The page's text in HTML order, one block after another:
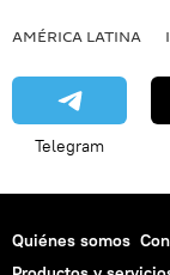
AMÉRICA LATINA
Telegram
Quiénes somos